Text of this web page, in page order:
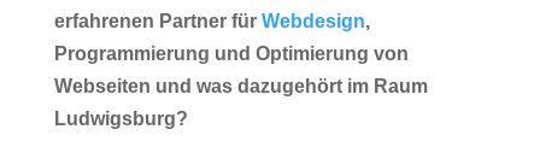
erfahrenen Partner für Webdesign,
Programmierung und Optimierung von
Webseiten und was dazugehört im Raum
Ludwigsburg?